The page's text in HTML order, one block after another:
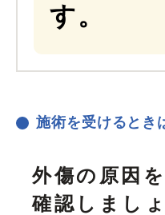
す。
施術を受けるとき
外傷の原因を
確認しまし